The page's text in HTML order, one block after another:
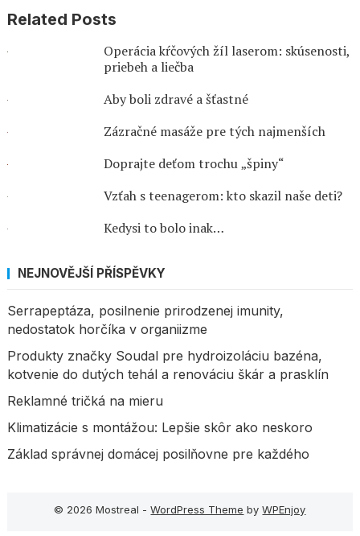
Related Posts
Operácia kŕčových žíl laserom: skúsenosti,
priebeh a liečba
Aby boli zdravé a šťastné
Zázračné masáže pre tých najmenších
Doprajte deťom trochu „špiny“
Vzťah s teenagerom: kto skazil naše deti?
Kedysi to bolo inak…
NEJNOVĚJŠÍ PŘÍSPĚVKY
Serrapeptáza, posilnenie prirodzenej imunity,
nedostatok horčíka v organiizme
Produkty značky Soudal pre hydroizoláciu bazéna,
kotvenie do dutých tehál a renováciu škár a prasklín
Reklamné tričká na mieru
Klimatizácie s montážou: Lepšie skôr ako neskoro
Základ správnej domácej posilňovne pre každého
© 2026 Mostreal -WordPress Theme byWPEnjoy